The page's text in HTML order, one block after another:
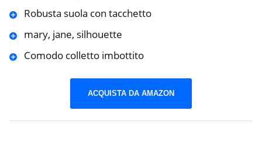
Robusta suola con tacchetto
mary, jane, silhouette
Comodo colletto imbottito
ACQUISTA DA AMAZON